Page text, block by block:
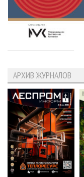
АРХИВ ЖУРНАЛОВ